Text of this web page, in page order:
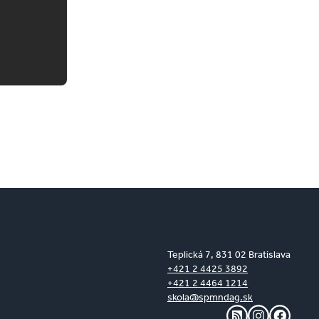
Teplická 7, 831 02 Bratislava
+421 2 4425 3892
+421 2 4464 1214
skola@spmndag.sk